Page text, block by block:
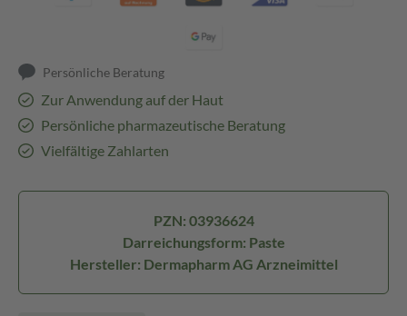
Persönliche Beratung
Zur Anwendung auf der Haut
Persönliche pharmazeutische Beratung
Vielfältige Zahlarten
PZN: 03936624
Darreichungsform: Paste
Hersteller: Dermapharm AG Arzneimittel